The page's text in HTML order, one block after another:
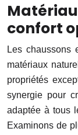
confort
Les chaussons
matériaux
propriétés
synergie pour
adaptée à tous
Examinons de